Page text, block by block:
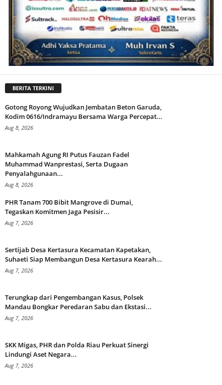
BERITA TERKINI
Gotong Royong Wujudkan Jembatan Beton Garuda,
Kodim 0616/Indramayu Bersama Warga Percepat...
Aug 8, 2026
Mahkamah Agung RI Putus Fauzan Fadel
Muhammad Wanprestasi, Serta Dugaan
Penyalahgunaan...
Aug 8, 2026
PHR Tanam 700 Bibit Mangrove di Dumai,
Tegaskan Komitmen Jaga Pesisir...
Aug 7, 2026
Sertijab Desa Kertasura Kecamatan Kapetakan,
Suhaeti Siap Membangun Desa Kertasura Kearah...
Aug 7, 2026
Terungkap dari Pengembangan Kasus, Polsek
Mandau Bongkar Peredaran Sabu dan Ekstasi...
Aug 7, 2026
SKK Migas, PHR dan Polda Riau Perkuat Sinergi
Lindungi Aset Negara...
Aug 7, 2026